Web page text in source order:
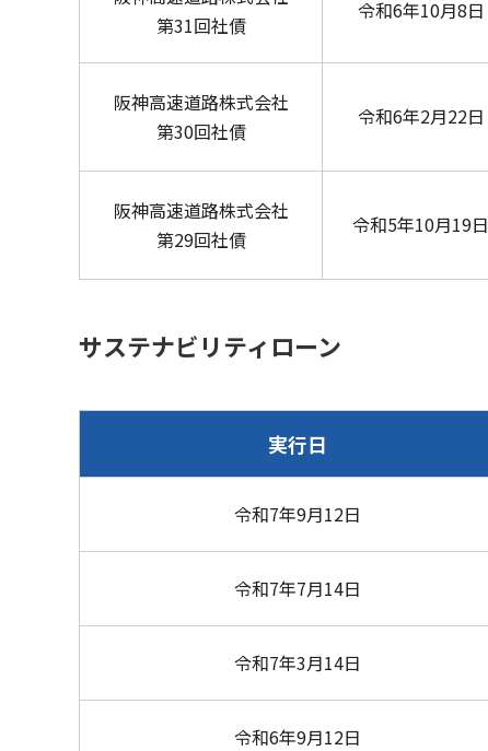
第31回社債
令和6年10月8日
阪神高速道路株式会社
第30回社債
令和6年2月22日
阪神高速道路株式会社
第29回社債
令和5年10月19日
サステナビリティローン
実行日
令和7年9月12日
令和7年7月14日
令和7年3月14日
令和6年9月12日